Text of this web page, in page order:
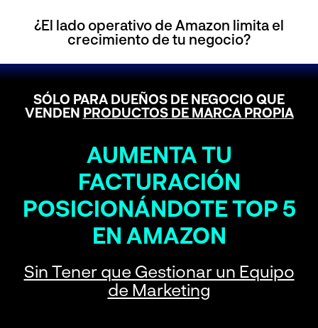
¿El lado operativo de Amazon limita el
crecimiento de tu negocio?
SÓLO PARA DUEÑOS DE NEGOCIO QUE
VENDEN PRODUCTOS DE MARCA PROPIA
AUMENTA TU
FACTURACIÓN
POSICIONÁNDOTE TOP 5
EN AMAZON
Sin Tener que Gestionar un Equipo
de Marketing